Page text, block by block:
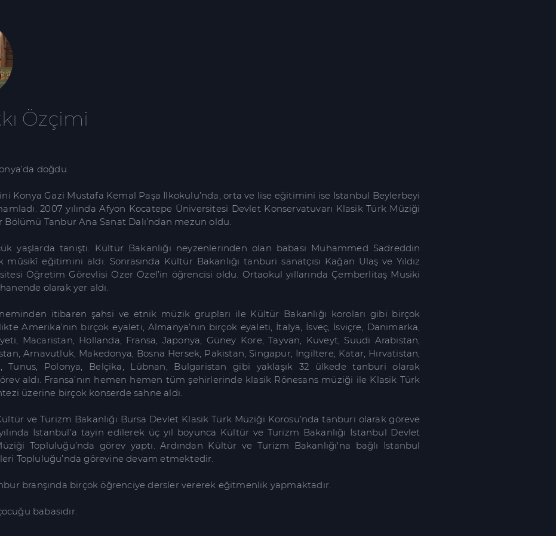
Özçimi
doğdu.
Konya Gazi Mustafa Kemal Paşa İlkokulu’nda, orta ve lise eğitimini ise İstanbul Beylerbeyi
2007 yılında Afyon Kocatepe Üniversitesi Devlet Konservatuvarı Klasik Türk Müziği
Tanbur Ana Sanat Dalı’ndan mezun oldu.
yaşlarda tanıştı. Kültür Bakanlığı neyzenlerinden olan babası Muhammed Sadreddin
mûsikî eğitimini aldı. Sonrasında Kültür Bakanlığı tanburi sanatçısı Kağan Ulaş ve Yıldız
Öğretim Görevlisi Özer Özel’in öğrencisi oldu. Ortaokul yıllarında Çemberlitaş Musiki
olarak yer aldı.
itibaren şahsi ve etnik müzik grupları ile Kültür Bakanlığı koroları gibi birçok
Amerika’nın birçok eyaleti, Almanya’nın birçok eyaleti, İtalya, İsveç, İsviçre, Danimarka,
Macaristan, Hollanda, Fransa, Japonya, Güney Kore, Tayvan, Kuveyt, Suudi Arabistan,
Arnavutluk, Makedonya, Bosna Hersek, Pakistan, Singapur, İngiltere, Katar, Hırvatistan,
Tunus, Polonya, Belçika, Lübnan, Bulgaristan gibi yaklaşık 32 ülkede tanburi olarak
aldı. Fransa’nın hemen hemen tüm şehirlerinde klasik Rönesans müziği ile Klasik Türk
üzerine birçok konserde sahne aldı.
ve Turizm Bakanlığı Bursa Devlet Klasik Türk Müziği Korosu’nda tanburi olarak göreve
yılında İstanbul’a tayin edilerek üç yıl boyunca Kültür ve Turizm Bakanlığı İstanbul Devlet
Topluluğu’nda görev yaptı. Ardından Kültür ve Turizm Bakanlığı'na bağlı İstanbul
Topluluğu’nda görevine devam etmektedir.
branşında birçok öğrenciye dersler vererek eğitmenlik yapmaktadır.
babasıdır.